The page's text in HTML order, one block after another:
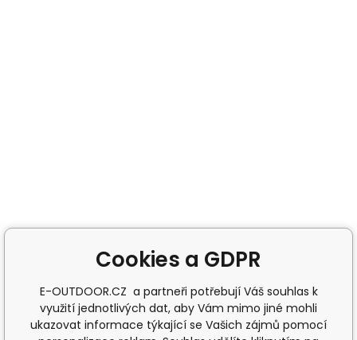
Cookies a GDPR
E-OUTDOOR.CZ a partneři potřebují Váš souhlas k
využití jednotlivých dat, aby Vám mimo jiné mohli
ukazovat informace týkající se Vašich zájmů pomocí